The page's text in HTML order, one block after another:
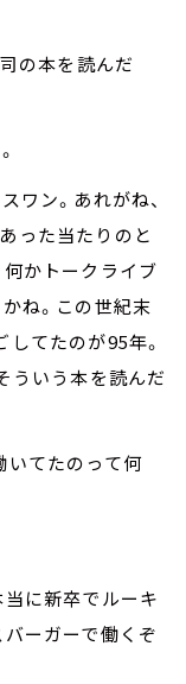
の本を読んだ
ワン。あれがね、
った当たりのと
何かトークライブ
ね。この世紀末
てたのが95年。
ういう本を読んだ
いてたのって何
当に新卒でルーキ
バーガーで働くぞ